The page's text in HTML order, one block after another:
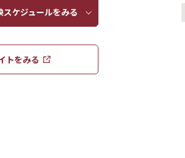
スケジュールをみる​​
トをみる​​